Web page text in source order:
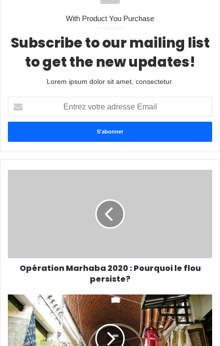
With Product You Purchase
Subscribe to our mailing list
to get the new updates!
Lorem ipsum dolor sit amet, consectetur.
votre
adresse
Opération Marhaba 2020 : Pourquoi le flou
persiste?